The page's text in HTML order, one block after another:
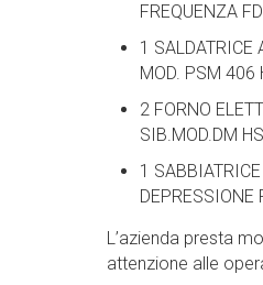
FREQUENZA
1 SALDATRICE
MOD. PSM 406
2 FORNO
SIB.MOD.DM
1
L’azienda presta
attenzione alle